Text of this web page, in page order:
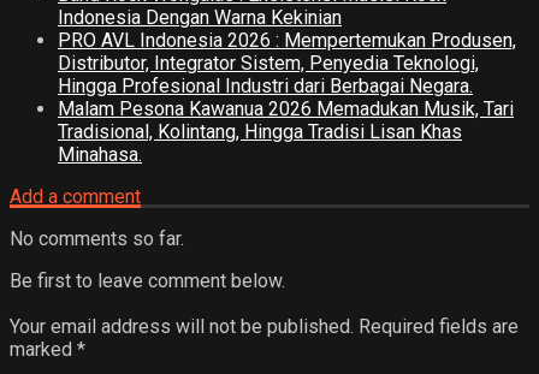
Indonesia Dengan Warna Kekinian
PRO AVL Indonesia 2026 : Mempertemukan Produsen,
Distributor, Integrator Sistem, Penyedia Teknologi,
Hingga Profesional Industri dari Berbagai Negara.
Malam Pesona Kawanua 2026 Memadukan Musik, Tari
Tradisional, Kolintang, Hingga Tradisi Lisan Khas
Minahasa.
Add a comment
No comments so far.
Be first to leave comment below.
Your email address will not be published. Required fields are
marked *